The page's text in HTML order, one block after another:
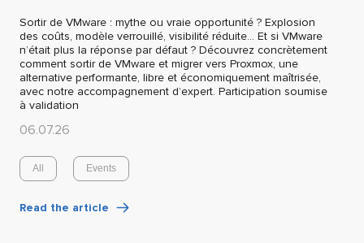
Sortir de VMware : mythe ou vraie opportunité ? Explosion
des coûts, modèle verrouillé, visibilité réduite… Et si VMware
n’était plus la réponse par défaut ? Découvrez concrètement
comment sortir de VMware et migrer vers Proxmox, une
alternative performante, libre et économiquement maîtrisée,
avec notre accompagnement d’expert. Participation soumise
à validation
06.07.26
All Events
Read the article